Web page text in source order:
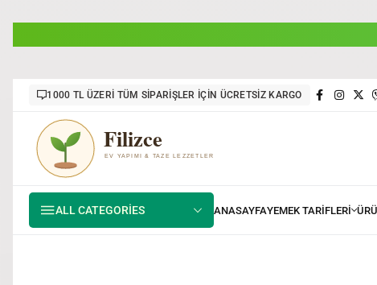
1000 TL ÜZERİ TÜM SİPARİŞLER İÇİN ÜCRETSİZ KARGO
ALL CATEGORIES